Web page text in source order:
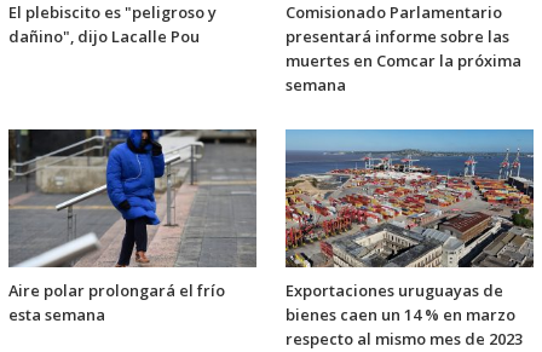
El plebiscito es "peligroso y
dañino", dijo Lacalle Pou
Comisionado Parlamentario
presentará informe sobre las
muertes en Comcar la próxima
semana
Aire polar prolongará el frío
esta semana
Exportaciones uruguayas de
bienes caen un 14 % en marzo
respecto al mismo mes de 2023